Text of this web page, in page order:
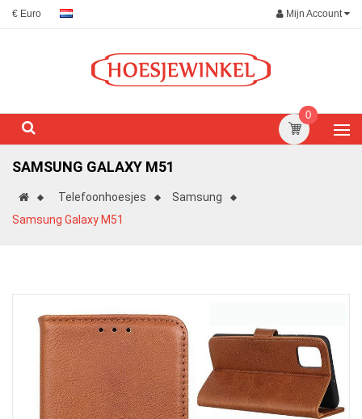
€ Euro Mijn Account
0
SAMSUNG GALAXY M51
Telefoonhoesjes
Samsung
Samsung Galaxy M51